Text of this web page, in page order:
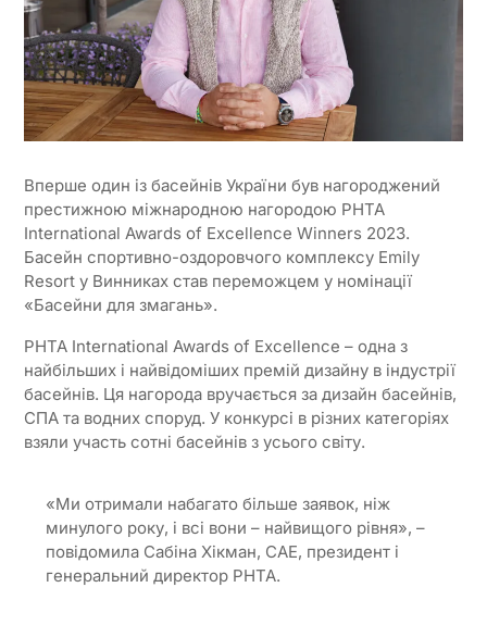
Вперше один із басейнів України був нагороджений
престижною міжнародною нагородою PHTA
International Awards of Excellence Winners 2023.
Басейн спортивно-оздоровчого комплексу Emily
Resort у Винниках став переможцем у номінації
«Басейни для змагань».
PHTA International Awards of Excellence – одна з
найбільших і найвідоміших премій дизайну в індустрії
басейнів. Ця нагорода вручається за дизайн басейнів,
СПА та водних споруд. У конкурсі в різних категоріях
взяли участь сотні басейнів з усього світу.
«Ми отримали набагато більше заявок, ніж
минулого року, і всі вони – найвищого рівня», –
повідомила Сабіна Хікман, CAE, президент і
генеральний директор PHTA.